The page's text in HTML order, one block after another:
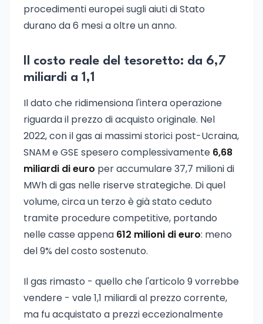
procedimenti europei sugli aiuti di Stato
durano da 6 mesi a oltre un anno.
Il costo reale del tesoretto: da 6,7
miliardi a 1,1
Il dato che ridimensiona l'intera operazione
riguarda il prezzo di acquisto originale. Nel
2022, con il gas ai massimi storici post-Ucraina,
SNAM e GSE spesero complessivamente 6,68
miliardi di euro per accumulare 37,7 milioni di
MWh di gas nelle riserve strategiche. Di quel
volume, circa un terzo è già stato ceduto
tramite procedure competitive, portando
nelle casse appena 612 milioni di euro: meno
del 9% del costo sostenuto.
Il gas rimasto - quello che l'articolo 9 vorrebbe
vendere - vale 1,1 miliardi al prezzo corrente,
ma fu acquistato a prezzi eccezionalmente